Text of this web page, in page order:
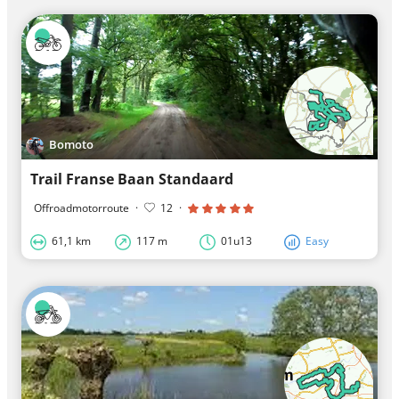
Bomoto
Trail Franse Baan Standaard
Offroadmotorroute · 12 ·
61,1 km 117 m 01u13 Easy